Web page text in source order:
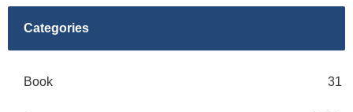
Categories
Book 31